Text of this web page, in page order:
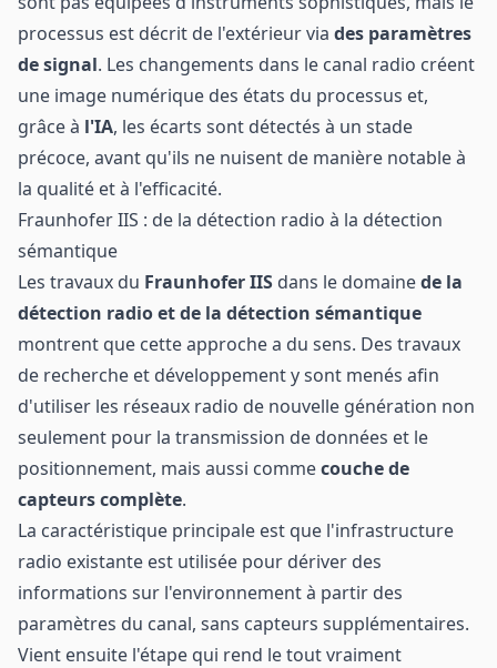
processus est décrit de l'extérieur via des paramètres
de signal. Les changements dans le canal radio créent
une image numérique des états du processus et,
grâce à l'IA, les écarts sont détectés à un stade
précoce, avant qu'ils ne nuisent de manière notable à
la qualité et à l'efficacité.
Fraunhofer IIS : de la détection radio à la détection
sémantique
Les travaux du Fraunhofer IIS dans le domainede la
détection radio et de la détection sémantique
montrent que cette approche a du sens. Des travaux
de recherche et développement y sont menés afin
d'utiliser les réseaux radio de nouvelle génération non
seulement pour la transmission de données et le
positionnement, mais aussi commecouche de
capteurs complète.
La caractéristique principale est que l'infrastructure
radio existante est utilisée pour dériver des
informations sur l'environnement à partir des
paramètres du canal, sans capteurs supplémentaires.
Vient ensuite l'étape qui rend le tout vraiment